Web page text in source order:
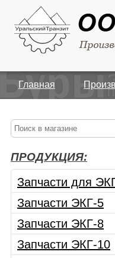
Главная
ПРОДУКЦИЯ:
Запчасти для
Запчасти ЭКГ-5
Запчасти ЭКГ-8
Запчасти ЭКГ-10